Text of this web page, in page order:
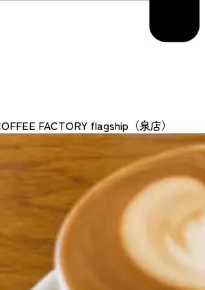
FACTORY flagship（泉店）